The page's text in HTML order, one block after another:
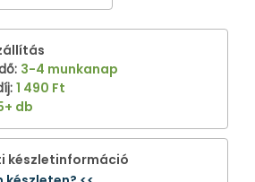
: 3-4 munkanap
: 1 490 Ft
db
készletinformáció